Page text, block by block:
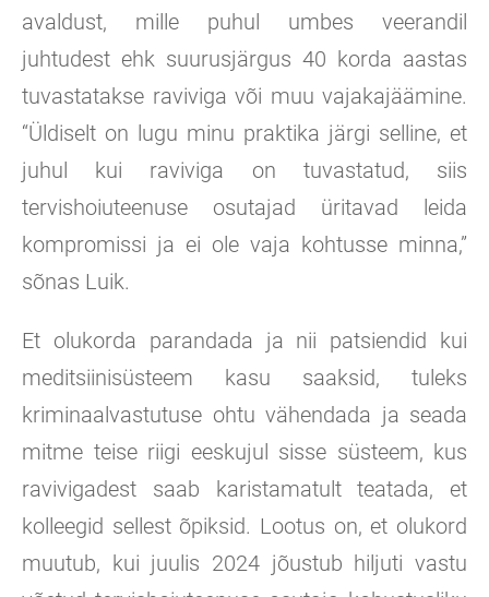
avaldust, mille puhul umbes veerandil
juhtudest ehk suurusjärgus 40 korda aastas
tuvastatakse raviviga või muu vajakajäämine.
“Üldiselt on lugu minu praktika järgi selline, et
juhul kui raviviga on tuvastatud, siis
tervishoiuteenuse osutajad üritavad leida
kompromissi ja ei ole vaja kohtusse minna,”
sõnas Luik.
Et olukorda parandada ja nii patsiendid kui
meditsiinisüsteem kasu saaksid, tuleks
kriminaalvastutuse ohtu vähendada ja seada
mitme teise riigi eeskujul sisse süsteem, kus
ravivigadest saab karistamatult teatada, et
kolleegid sellest õpiksid. Lootus on, et olukord
muutub, kui juulis 2024 jõustub hiljuti vastu